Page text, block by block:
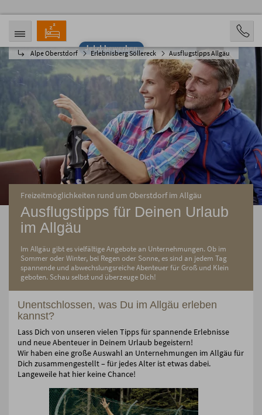
Jetzt bewerben
Alpe Oberstdorf Erlebnisberg Söllereck Ausflugstipps Allgäu
ANREISE
09.08.2026
ABREISE
14.08.2026
PERSONEN
2 Personen
Freizeitmöglichkeiten rund um Oberstdorf im Allgäu
Ausflugstipps für Deinen Urlaub
im Allgäu
Im Allgäu gibt es vielfältige Angebote an Unternehmungen. Ob im
Sommer oder Winter, bei Regen oder Sonne, es sind an jedem Tag
spannende und abwechslungsreiche Abenteuer für Groß und Klein
geboten. Schau selbst und überzeuge Dich!
Unentschlossen, was Du im Allgäu erleben
kannst?
Lass Dich von unseren vielen Tipps für spannende Erlebnisse
und neue Abenteuer in Deinem Urlaub begeistern!
Wir haben eine große Auswahl an Unternehmungen im Allgäu für
Dich zusammengestellt – für jedes Alter ist etwas dabei.
Langeweile hat hier keine Chance!